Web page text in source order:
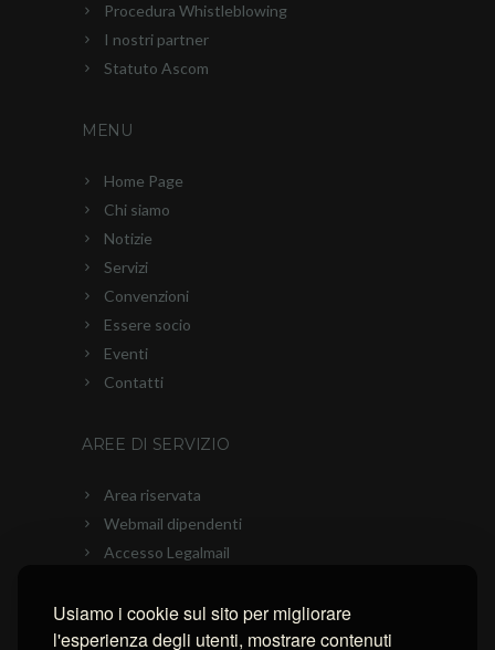
Usiamo i cookie sul sito per migliorare
l'esperienza degli utenti, mostrare contenuti
Procedura Whistleblowing
I nostri partner
Statuto Ascom
MENU
Home Page
Chi siamo
Notizie
Servizi
Convenzioni
Essere socio
Eventi
Contatti
AREE DI SERVIZIO
Area riservata
Webmail dipendenti
Accesso Legalmail
Connessione con AnyDesk
Connessione con Ammyy Admin